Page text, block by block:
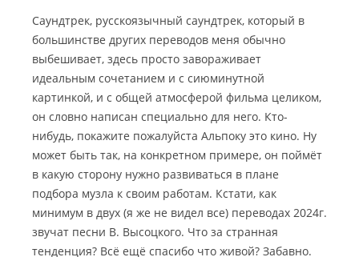
Саундтрек, русскоязычный саундтрек, который в
большинстве других переводов меня обычно
выбешивает, здесь просто завораживает
идеальным сочетанием и с сиюминутной
картинкой, и с общей атмосферой фильма целиком,
он словно написан специально для него. Кто-
нибудь, покажите пожалуйста Альпоку это кино. Ну
может быть так, на конкретном примере, он поймёт
в какую сторону нужно развиваться в плане
подбора музла к своим работам. Кстати, как
минимум в двух (я же не видел все) переводах 2024г.
звучат песни В. Высоцкого. Что за странная
тенденция? Всё ещё спасибо что живой? Забавно.